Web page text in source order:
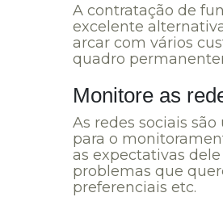
A contratação de
excelente
arcar com vários
quadro
Monitore as
As redes sociais
para o
as expectativas
problemas que
preferenciais etc.